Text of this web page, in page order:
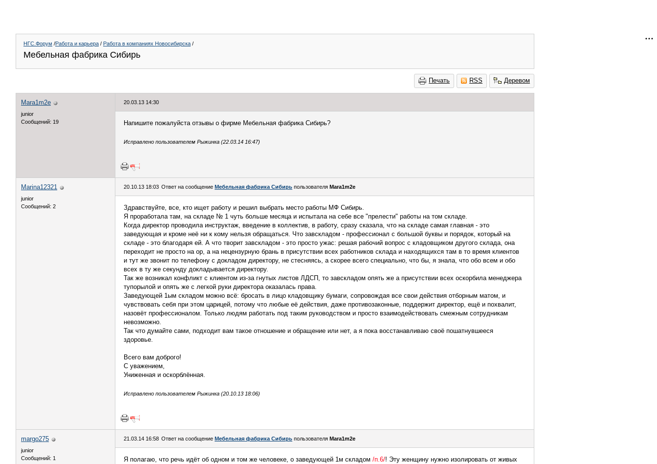
НГС.Форум /Работа и карьера / Работа в компаниях Новосибирска /
Мебельная фабрика Сибирь
Печать RSS Деревом
Mara1m2e
junior
Сообщений: 19
20.03.13 14:30
Напишите пожалуйста отзывы о фирме Мебельная фабрика Сибирь?
Исправлено пользователем Рыжинка (22.03.14 16:47)
Marina12321
junior
Сообщений: 2
20.10.13 18:03 Ответ на сообщение Мебельная фабрика Сибирь пользователя Mara1m2e
Здравствуйте, все, кто ищет работу и решил выбрать место работы МФ Сибирь.
Я проработала там, на складе № 1 чуть больше месяца и испытала на себе все "прелести" работы на том складе.
Когда директор проводила инструктаж, введение в коллектив, в работу, сразу сказала, что на складе самая главная - это
заведующая и кроме неё ни к кому нельзя обращаться. Что завскладом - профессионал с большой буквы и порядок, который на
складе - это благодаря ей. А что творит завскладом - это просто ужас: решая рабочий вопрос с кладовщиком другого склада, она
переходит не просто на ор, а на нецензурную брань в присутствии всех работников склада и находящихся там в то время клиентов
и тут же звонит по телефону с докладом директору, не стесняясь, а скорее всего специально, что бы, я знала, что обо всем и обо
всех в ту же секунду докладывается директору.
Так же возникал конфликт с клиентом из-за гнутых листов ЛДСП, то завскладом опять же а присутствии всех оскорбила менеджера
тупорылой и опять же с легкой руки директора оказалась права.
Заведующей 1ым складом можно всё: бросать в лицо кладовщику бумаги, сопровождая все свои действия отборным матом, и
чувствовать себя при этом царицей, потому что любые её действия, даже противозаконные, поддержит директор, ещё и похвалит,
назовёт профессионалом. Только людям работать под таким руководством и просто взаимодействовать смежным сотрудникам
невозможно.
Так что думайте сами, подходит вам такое отношение и обращение или нет, а я пока восстанавливаю своё пошатнувшееся
здоровье.
Всего вам доброго!
С уважением,
Униженная и оскорблённая.
Исправлено пользователем Рыжинка (20.10.13 18:06)
margo275
junior
Сообщений: 1
21.03.14 16:58 Ответ на сообщение Мебельная фабрика Сибирь пользователя Mara1m2e
Я полагаю, что речь идёт об одном и том же человеке, о заведующей 1м складом /п.6/! Эту женщину нужно изолировать от живых